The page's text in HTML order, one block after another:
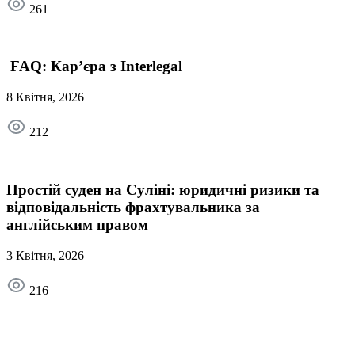
261
FAQ: Кар’єра з Interlegal
8 Квітня, 2026
212
Простій суден на Суліні: юридичні ризики та
відповідальність фрахтувальника за
англійським правом
3 Квітня, 2026
216